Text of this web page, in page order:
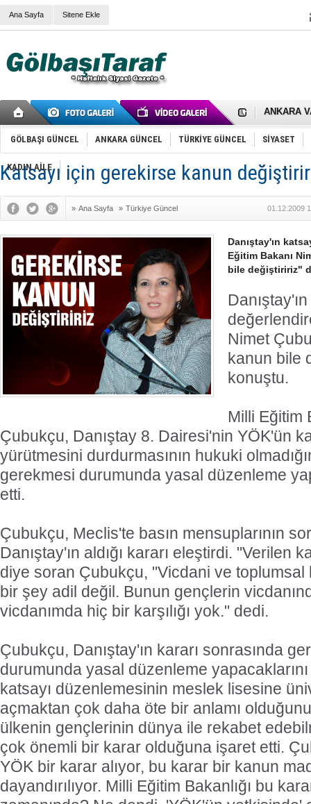
Ana Sayfa Sitene Ekle
Cemal
Samet
FAİZ
OLİMPİK
SÖZ
Mikail
Gölbaşı
İNCEK
GÖLBAŞI GÜNCEL ANKARA GÜNCEL TÜRKİYE GÜNCEL SİYASET
KADIN AİLE
Katsayı için gerekirse kanun
» Ana Sayfa » Türkiye Güncel 01.12.2009
Danıştay'ın
Eğitim Bakanı
bile değiştiririz"
Nimet
kanun bile
konuştu.
Milli Eğitim
Çubukçu, Danıştay 8. Dairesi'nin YÖK'ün
yürütmesini durdurmasının hukuki
gerekmesi durumunda yasal düzenleme
etti.
Çubukçu, Meclis'te basın mensuplarının
Danıştay'ın aldığı kararı eleştirdi. "Verilen
diye soran Çubukçu, "Vicdani ve toplumsal
bir şey adil değil. Bunun gençlerin
vicdanımda hiç bir karşılığı yok." dedi.
Çubukçu, Danıştay'ın kararı sonrasında
durumunda yasal düzenleme
katsayı düzenlemesinin meslek lisesine
açmaktan çok daha öte bir anlamı
ülkenin gençlerinin dünya ile rekabet
çok önemli bir karar olduğuna işaret etti.
YÖK bir karar alıyor, bu karar bir kanun
dayandırılıyor. Milli Eğitim Bakanlığı bu